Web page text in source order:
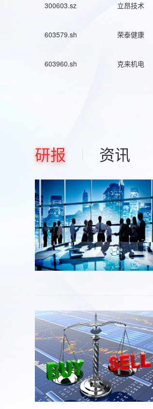
300603.sz 立昂技术
603579.sh 荣泰健康
603960.sh 克来机电
研报 资讯